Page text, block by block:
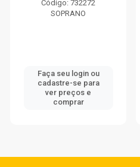
Código: 732272
SOPRANO
Faça seu login ou
cadastre-se para
ver preços e
comprar